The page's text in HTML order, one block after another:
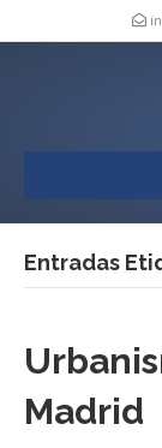
Entradas
Madrid